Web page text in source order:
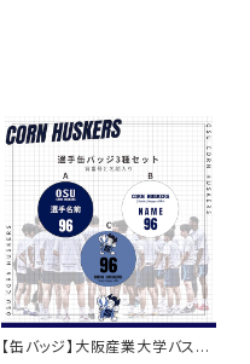
【缶バッジ】大阪産業大学バスケ